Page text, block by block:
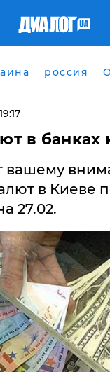
россия
в банках
вашему
в Киеве
27.02.